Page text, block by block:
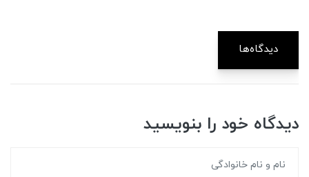
دیدگاه‌ها
دیدگاه خود را بنویسید